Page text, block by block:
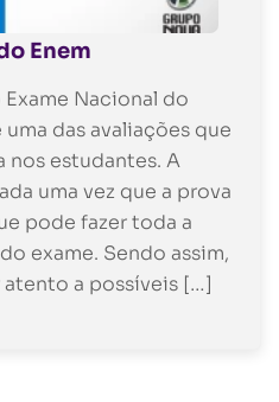
Enem
Nacional do
das avaliações que
nos estudantes. A
uma vez que a prova
pode fazer toda a
exame. Sendo assim,
a possíveis […]